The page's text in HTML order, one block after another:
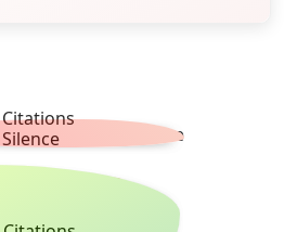
Citations
Silence